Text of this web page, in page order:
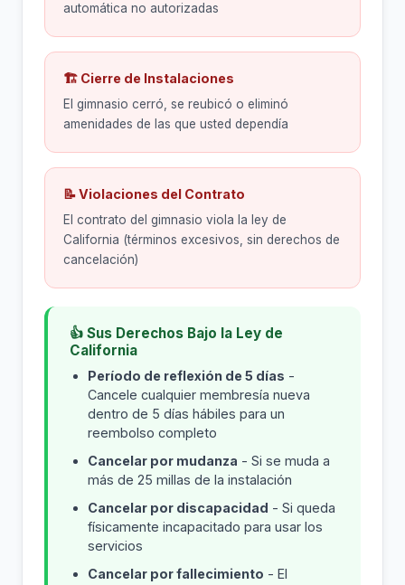
automática no autorizadas
🏗 Cierre de Instalaciones
El gimnasio cerró, se reubicó o eliminó
amenidades de las que usted dependía
📝 Violaciones del Contrato
El contrato del gimnasio viola la ley de
California (términos excesivos, sin derechos de
cancelación)
👍 Sus Derechos Bajo la Ley de
California
Período de reflexión de 5 días -
Cancele cualquier membresía nueva
dentro de 5 días hábiles para un
reembolso completo
Cancelar por mudanza - Si se muda a
más de 25 millas de la instalación
Cancelar por discapacidad - Si queda
físicamente incapacitado para usar los
servicios
Cancelar por fallecimiento - El